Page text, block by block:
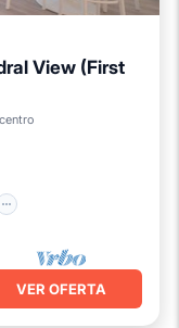
View (First
VER OFERTA